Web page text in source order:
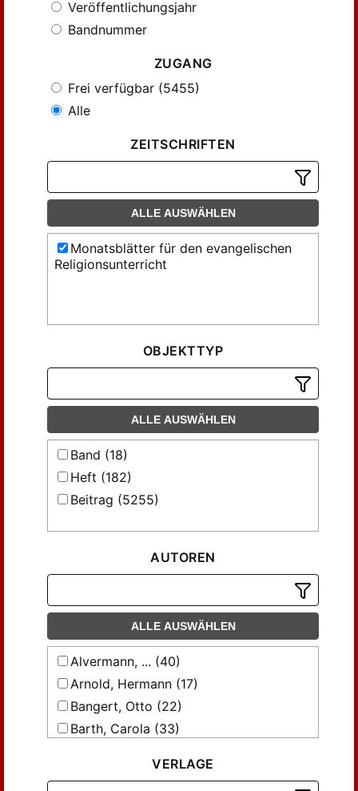
Veröffentlichungsjahr
Bandnummer
ZUGANG
Frei verfügbar (5455)
Alle
ZEITSCHRIFTEN
ALLE AUSWÄHLEN
Monatsblätter für den evangelischen
Religionsunterricht
OBJEKTTYP
ALLE AUSWÄHLEN
Band (18)
Heft (182)
Beitrag (5255)
AUTOREN
ALLE AUSWÄHLEN
Alvermann, ... (40)
Arnold, Hermann (17)
Bangert, Otto (22)
Barth, Carola (33)
Bayer, Georg (15)
VERLAGE